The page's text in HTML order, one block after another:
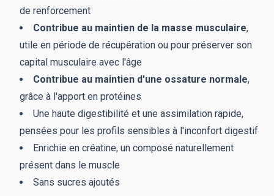
de renforcement
Contribue au maintien de la masse musculaire,
utile en période de récupération ou pour préserver son
capital musculaire avec l'âge
Contribue au maintien d'une ossature normale,
grâce à l'apport en protéines
Une haute digestibilité et une assimilation rapide,
pensées pour les profils sensibles à l'inconfort digestif
Enrichie en créatine, un composé naturellement
présent dans le muscle
Sans sucres ajoutés